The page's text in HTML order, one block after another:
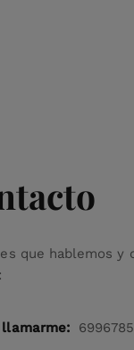
que hablemos y
llamarme: